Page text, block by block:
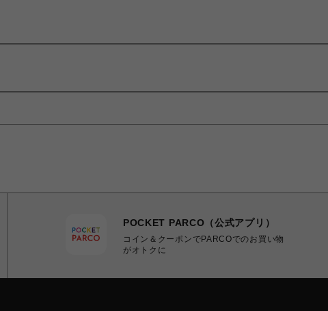
POCKET PARCO（公式アプリ）
コイン＆クーポンでPARCOでのお買い物
がオトクに